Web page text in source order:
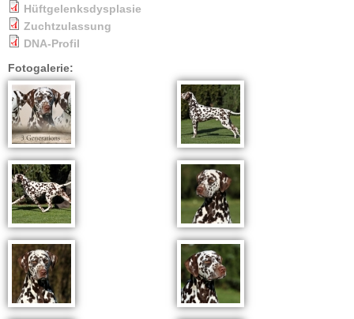
Hüftgelenksdysplasie
Zuchtzulassung
DNA-Profil
Fotogalerie: